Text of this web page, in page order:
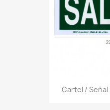
Cartel /